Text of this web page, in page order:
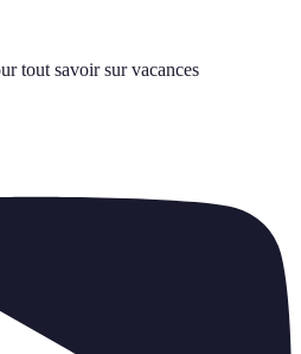
tout savoir sur vacances